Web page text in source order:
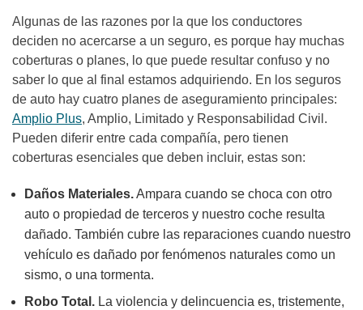
Algunas de las razones por la que los conductores
deciden no acercarse a un seguro, es porque hay muchas
coberturas o planes, lo que puede resultar confuso y no
saber lo que al final estamos adquiriendo. En los seguros
de auto hay cuatro planes de aseguramiento principales:
Amplio Plus, Amplio, Limitado y Responsabilidad Civil.
Pueden diferir entre cada compañía, pero tienen
coberturas esenciales que deben incluir, estas son:
Daños Materiales.Ampara cuando se choca con otro
auto o propiedad de terceros y nuestro coche resulta
dañado. También cubre las reparaciones cuando nuestro
vehículo es dañado por fenómenos naturales como un
sismo, o una tormenta.
Robo Total. La violencia y delincuencia es, tristemente,